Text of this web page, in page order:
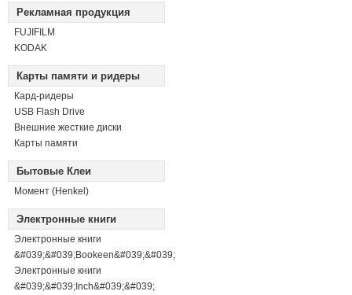
Рекламная продукция
FUJIFILM
KODAK
Карты памяти и ридеры
Кард-ридеры
USB Flash Drive
Внешние жесткие диски
Карты памяти
Бытовые Клеи
Момент (Henkel)
Электронные книги
Электронные книги
&#039;&#039;Bookeen&#039;&#039;
Электронные книги
&#039;&#039;Inch&#039;&#039;